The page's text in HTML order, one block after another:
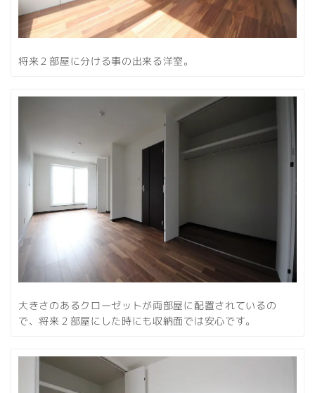
将来２部屋に分ける事の出来る洋室。
大きさのあるクローゼットが両部屋に配置されているの
で、将来２部屋にした時にも収納面では安心です。